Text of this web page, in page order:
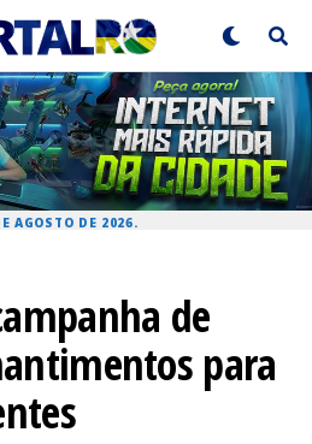
AGOSTO DE 2026.
de
para